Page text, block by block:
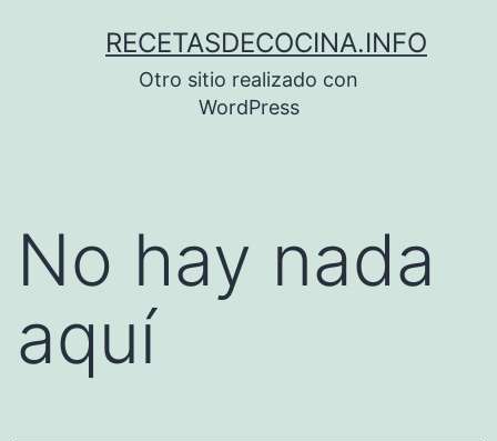
RECETASDECOCINA.INFO
Otro sitio realizado con
WordPress
No hay nada
aquí